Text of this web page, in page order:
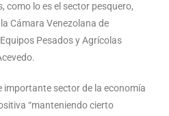
como lo es el sector pesquero,
Cámara Venezolana de
Pesados y Agrícolas
importante sector de la economía
“manteniendo cierto